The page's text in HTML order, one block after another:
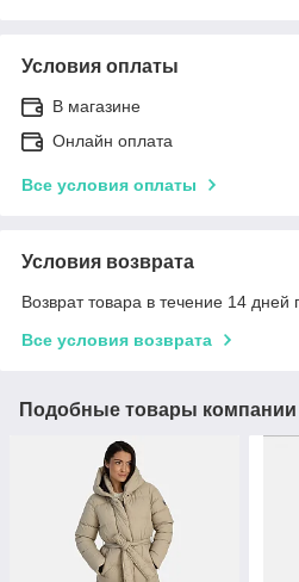
Условия оплаты
В магазине
Онлайн оплата
Все условия оплаты
Условия возврата
Возврат товара в течение 14 дней
Все условия возврата
Подобные товары компании